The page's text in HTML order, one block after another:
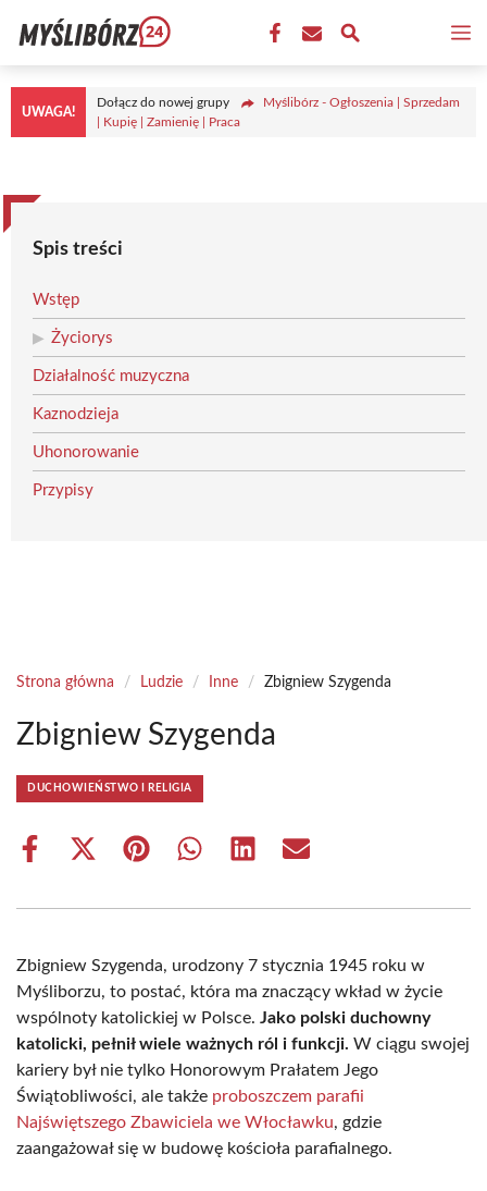
treści
UWAGA!
Dołącz do nowej grupy
Myślibórz - Ogłoszenia | Sprzedam
| Kupię | Zamienię | Praca
Spis treści
Wstęp
Życiorys
Działalność muzyczna
Kaznodzieja
Uhonorowanie
Przypisy
Strona główna / Ludzie / Inne / Zbigniew Szygenda
Zbigniew Szygenda
DUCHOWIEŃSTWO I RELIGIA
Share
Share
(Twitter)
Share Share Share Share
Zbigniew Szygenda, urodzony 7 stycznia 1945 roku w
Myśliborzu, to postać, która ma znaczący wkład w życie
wspólnoty katolickiej w Polsce. Jako polski duchowny
katolicki, pełnił wiele ważnych ról i funkcji. W ciągu swojej
kariery był nie tylko Honorowym Prałatem Jego
Świątobliwości, ale także proboszczem parafii
Najświętszego Zbawiciela we Włocławku, gdzie
zaangażował się w budowę kościoła parafialnego.